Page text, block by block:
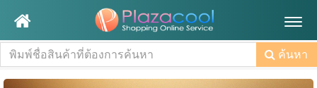
ค้นหา